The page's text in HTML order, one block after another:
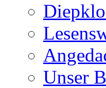
Unser